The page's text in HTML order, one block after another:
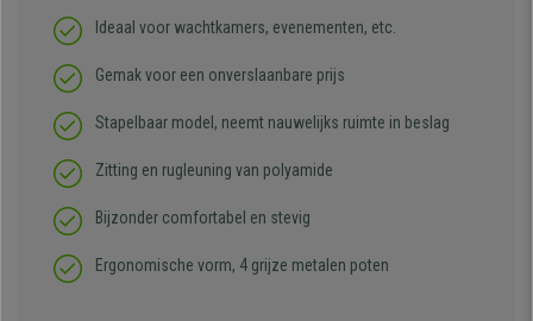
Ideaal voor wachtkamers, evenementen, etc.
Gemak voor een onverslaanbare prijs
Stapelbaar model, neemt nauwelijks ruimte in beslag
Zitting en rugleuning van polyamide
Bijzonder comfortabel en stevig
Ergonomische vorm, 4 grijze metalen poten